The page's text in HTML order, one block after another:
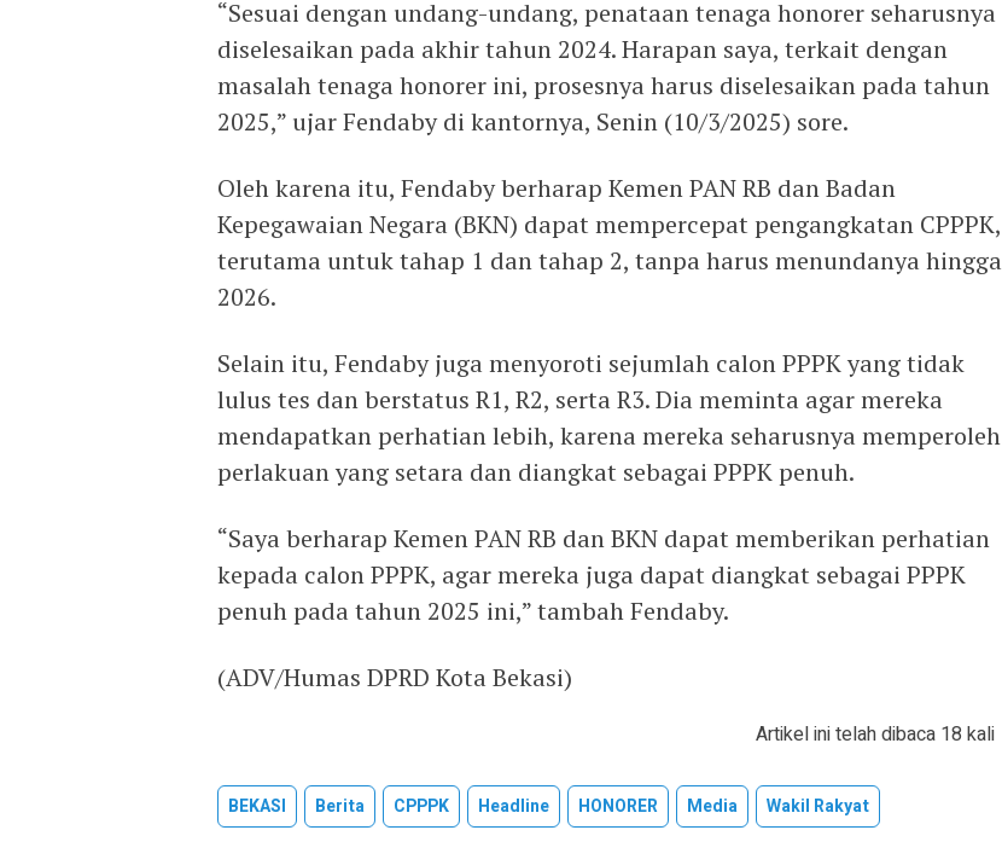
“Sesuai dengan undang-undang, penataan tenaga honorer seharusnya
diselesaikan pada akhir tahun 2024. Harapan saya, terkait dengan
masalah tenaga honorer ini, prosesnya harus diselesaikan pada tahun
2025,” ujar Fendaby di kantornya, Senin (10/3/2025) sore.
Oleh karena itu, Fendaby berharap Kemen PAN RB dan Badan
Kepegawaian Negara (BKN) dapat mempercepat pengangkatan CPPPK,
terutama untuk tahap 1 dan tahap 2, tanpa harus menundanya hingga
2026.
Selain itu, Fendaby juga menyoroti sejumlah calon PPPK yang tidak
lulus tes dan berstatus R1, R2, serta R3. Dia meminta agar mereka
mendapatkan perhatian lebih, karena mereka seharusnya memperoleh
perlakuan yang setara dan diangkat sebagai PPPK penuh.
“Saya berharap Kemen PAN RB dan BKN dapat memberikan perhatian
kepada calon PPPK, agar mereka juga dapat diangkat sebagai PPPK
penuh pada tahun 2025 ini,” tambah Fendaby.
(ADV/Humas DPRD Kota Bekasi)
Artikel ini telah dibaca 18 kali
BEKASI Berita CPPPK Headline HONORER Media Wakil Rakyat